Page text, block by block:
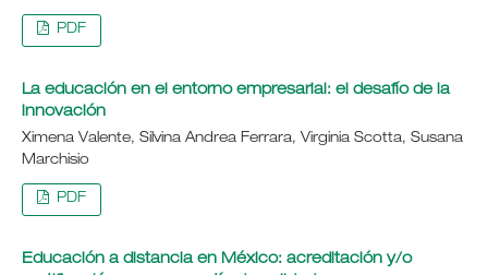
PDF
La educación en el entorno empresarial: el desafío de la
innovación
Ximena Valente, Silvina Andrea Ferrara, Virginia Scotta, Susana
Marchisio
PDF
Educación a distancia en México: acreditación y/o